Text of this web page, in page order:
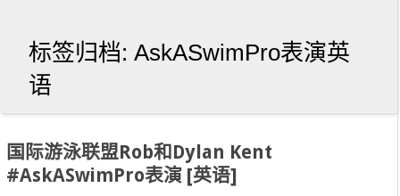
标签归档:AskASwimPro表演英
语
国际游泳联盟Rob和Dylan Kent
#AskASwimPro表演 [英语]